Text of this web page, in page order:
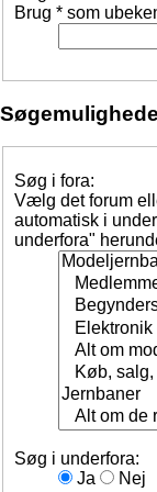
Brug * som
Søg i fora:
Vælg det forum
automatisk i
underfora"
Søg i underfora:
Ja
Nej